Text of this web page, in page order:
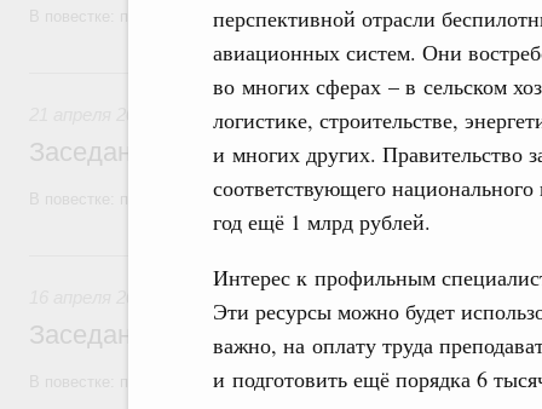
перспективной отрасли
авиационных систем. Они
во многих сферах – в сельском
логистике, строительстве,
и многих других. Правительство
соответствующего
год ещё 1 млрд рублей.
Интерес к профильным
Эти ресурсы можно будет
важно, на оплату труда
и подготовить ещё порядка 6
В повестке: проекты федеральных законов.
21 апреля, вторник
Заседание Правительства (2026 год,
В повестке: проекты федеральных законов.
Заседание Правительства (2026 год,
В повестке: проекты федеральных законов.